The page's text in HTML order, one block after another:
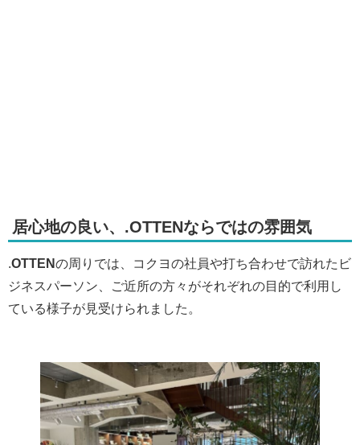
居心地の良い、.OTTENならではの雰囲気
.OTTENの周りでは、コクヨの社員や打ち合わせで訪れたビ
ジネスパーソン、ご近所の方々がそれぞれの目的で利用し
ている様子が見受けられました。